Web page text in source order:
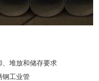
、堆放和储存要求
钢工业管